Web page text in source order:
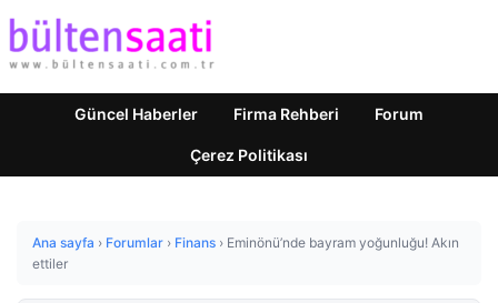
Güncel Haberler Firma Rehberi Forum
Çerez Politikası
Ana sayfa › Forumlar › Finans › Eminönü’nde bayram yoğunluğu! Akın
ettiler